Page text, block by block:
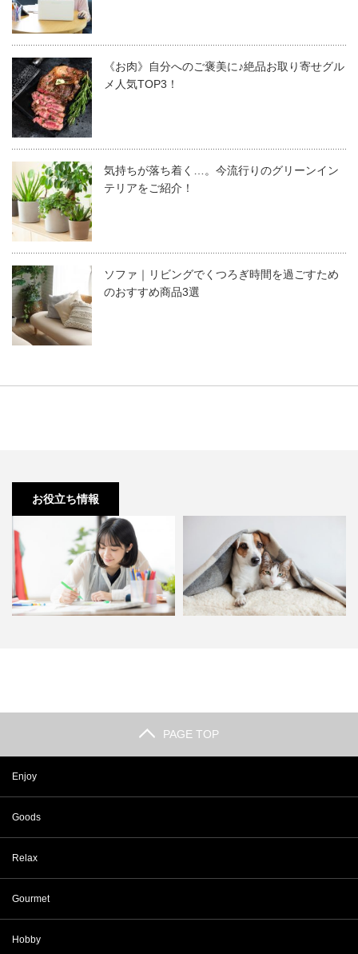
《お肉》自分へのご褒美に♪絶品お取り寄せグル
メ人気TOP3！
気持ちが落ち着く…。今流行りのグリーンイン
テリアをご紹介！
ソファ｜リビングでくつろぎ時間を過ごすため
のおすすめ商品3選
お役立ち情報
PAGE TOP
Enjoy
Goods
Relax
Gourmet
Hobby